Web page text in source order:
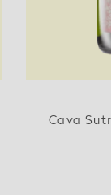
Cava